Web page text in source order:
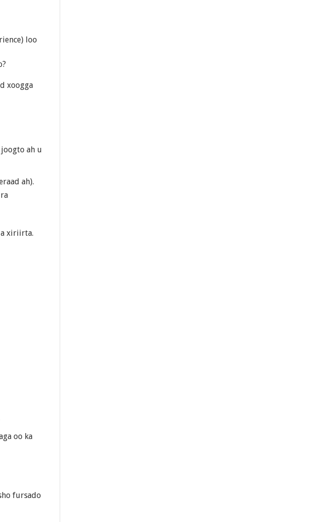
loo
xoogga
ah u
ah).
xiriirta.
oo ka
fursado